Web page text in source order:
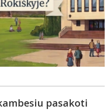
pasakoti